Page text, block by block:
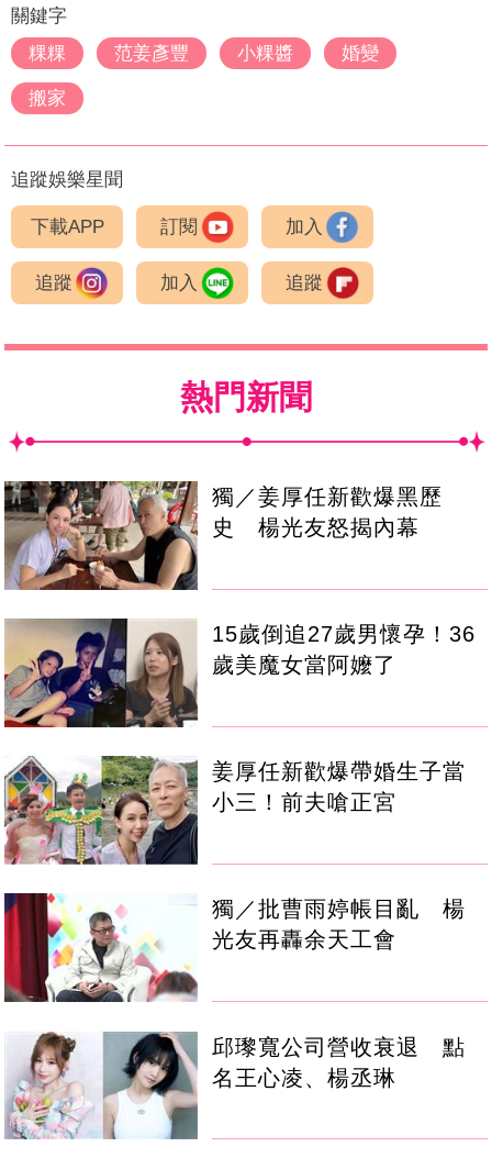
關鍵字
粿粿
范姜彥豐 小粿醬 婚變
搬家
追蹤娛樂星聞
下載APP 訂閱 加入
追蹤 加入 追蹤
熱門新聞
獨／姜厚任新歡爆黑歷
史 楊光友怒揭內幕
15歲倒追27歲男懷孕！36
歲美魔女當阿嬤了
姜厚任新歡爆帶婚生子當
小三！前夫嗆正宮
獨／批曹雨婷帳目亂 楊
光友再轟余天工會
邱瓈寬公司營收衰退 點
名王心凌、楊丞琳